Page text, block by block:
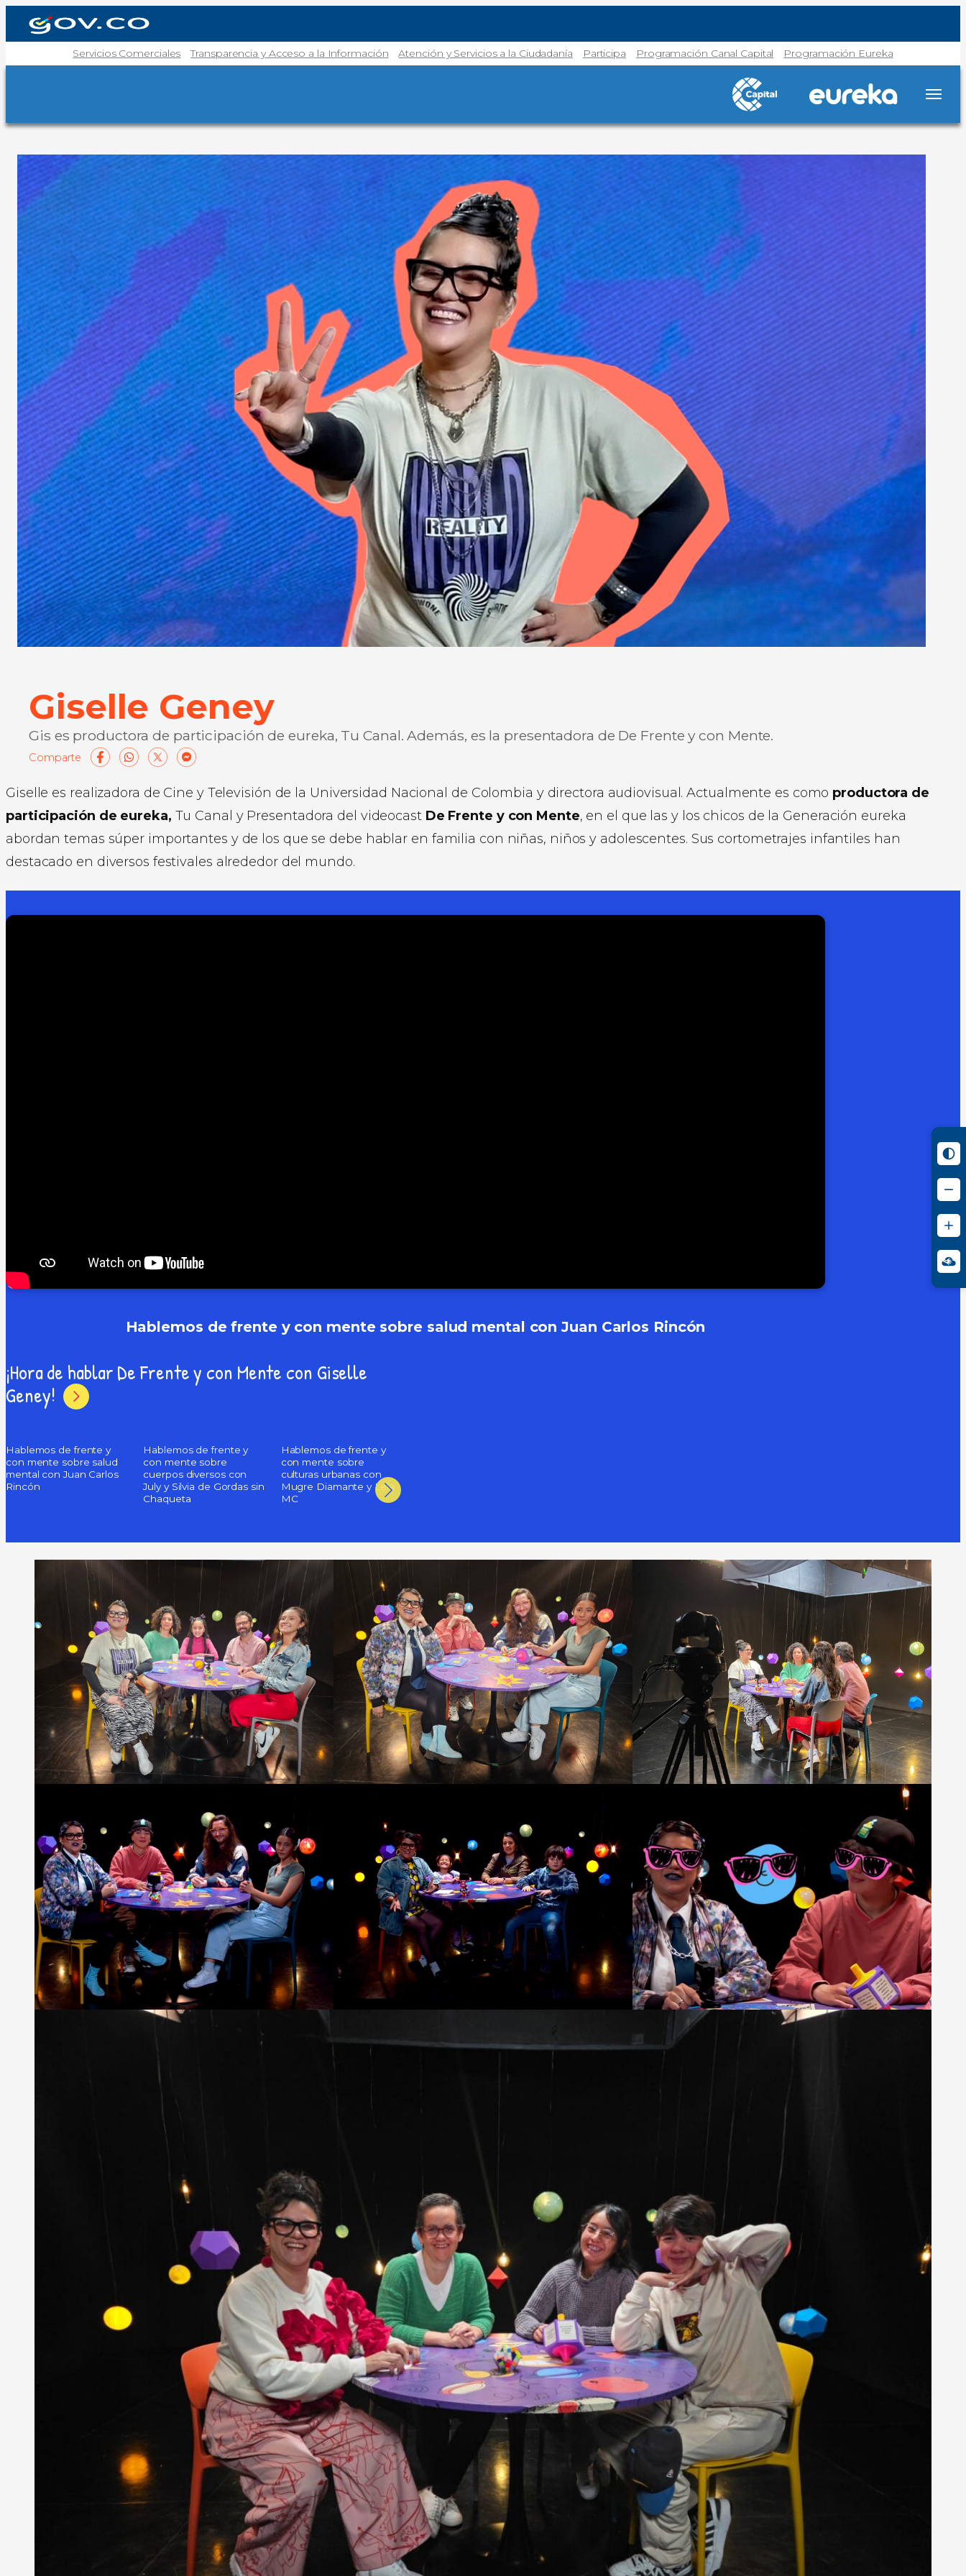
Servicios Comerciales Transparencia y Acceso a la Información Atención y Servicios a la Ciudadanía Participa Programación Canal Capital Programación Eureka
Giselle Geney
Gis es productora de participación de eureka, Tu Canal. Además, es la presentadora de De Frente y con Mente.
Facebook
WhatsApp
X
Giselle es realizadora de Cine y Televisión de la Universidad Nacional de Colombia y directora audiovisual. Actualmente es como productora de
participación de eureka, Tu Canal y Presentadora del videocast De Frente y con Mente, en el que las y los chicos de la Generación eureka
abordan temas súper importantes y de los que se debe hablar en familia con niñas, niños y adolescentes. Sus cortometrajes infantiles han
destacado en diversos festivales alrededor del mundo.
Hablemos de frente y con mente sobre salud mental con Juan Carlos Rincón
¡Hora de hablar De Frente y con Mente con Giselle
Geney!
Hablemos de frente y
con mente sobre salud
mental con Juan Carlos
Rincón
Hablemos de frente y
con mente sobre
cuerpos diversos con
July y Silvia de Gordas sin
Chaqueta
Hablemos de frente y
con mente sobre
culturas urbanas con
Mugre Diamante y Lela
MC